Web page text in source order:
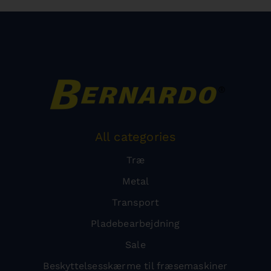
All categories
Træ
Metal
Transport
Pladebearbejdning
Sale
Beskyttelsesskærme til fræsemaskiner